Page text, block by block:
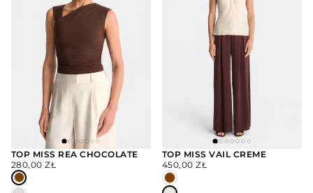
WYBIERZ
OPCJE
TOP MISS REA CHOCOLATE
CENA
REGULARNA
280,00 ZŁ WYBIERZ
OPCJE
TOP MISS VAIL CREME
CENA
REGULARNA
450,00 ZŁ